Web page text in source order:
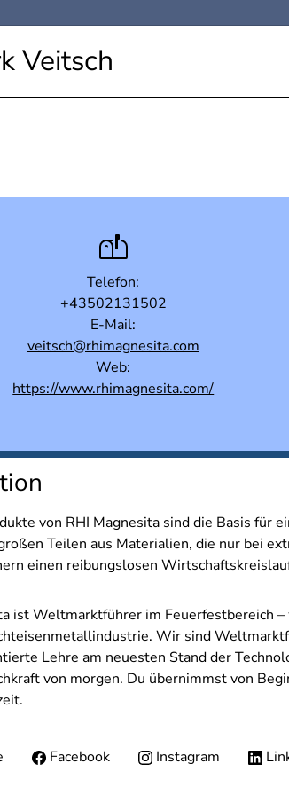
Veitsch
Telefon:
+43502131502
E-Mail:
veitsch@rhimagnesita.com
Web:
https://www.rhimagnesita.com/
von RHI Magnesita sind die Basis für
Teilen aus Materialien, die nur bei
einen reibungslosen
ist Weltmarktführer im Feuerfestbereich
Wir sind
Lehre am neuesten Stand der
von morgen. Du übernimmst von
Facebook Instagram